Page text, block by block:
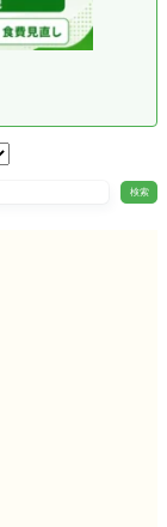
検索